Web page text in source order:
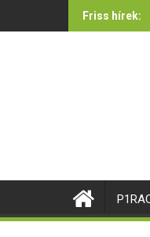
to
Friss hírek: